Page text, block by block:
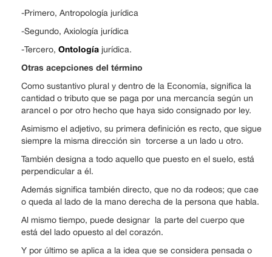
-Primero, Antropología jurídica
-Segundo, Axiología jurídica
-Tercero, Ontología jurídica.
Otras acepciones del término
Como sustantivo plural y dentro de la Economía, significa la
cantidad o tributo que se paga por una mercancía según un
arancel o por otro hecho que haya sido consignado por ley.
Asimismo el adjetivo, su primera definición es recto, que sigue
siempre la misma dirección sin torcerse a un lado u otro.
También designa a todo aquello que puesto en el suelo, está
perpendicular a él.
Además significa también directo, que no da rodeos; que cae
o queda al lado de la mano derecha de la persona que habla.
Al mismo tiempo, puede designar la parte del cuerpo que
está del lado opuesto al del corazón.
Y por último se aplica a la idea que se considera pensada o